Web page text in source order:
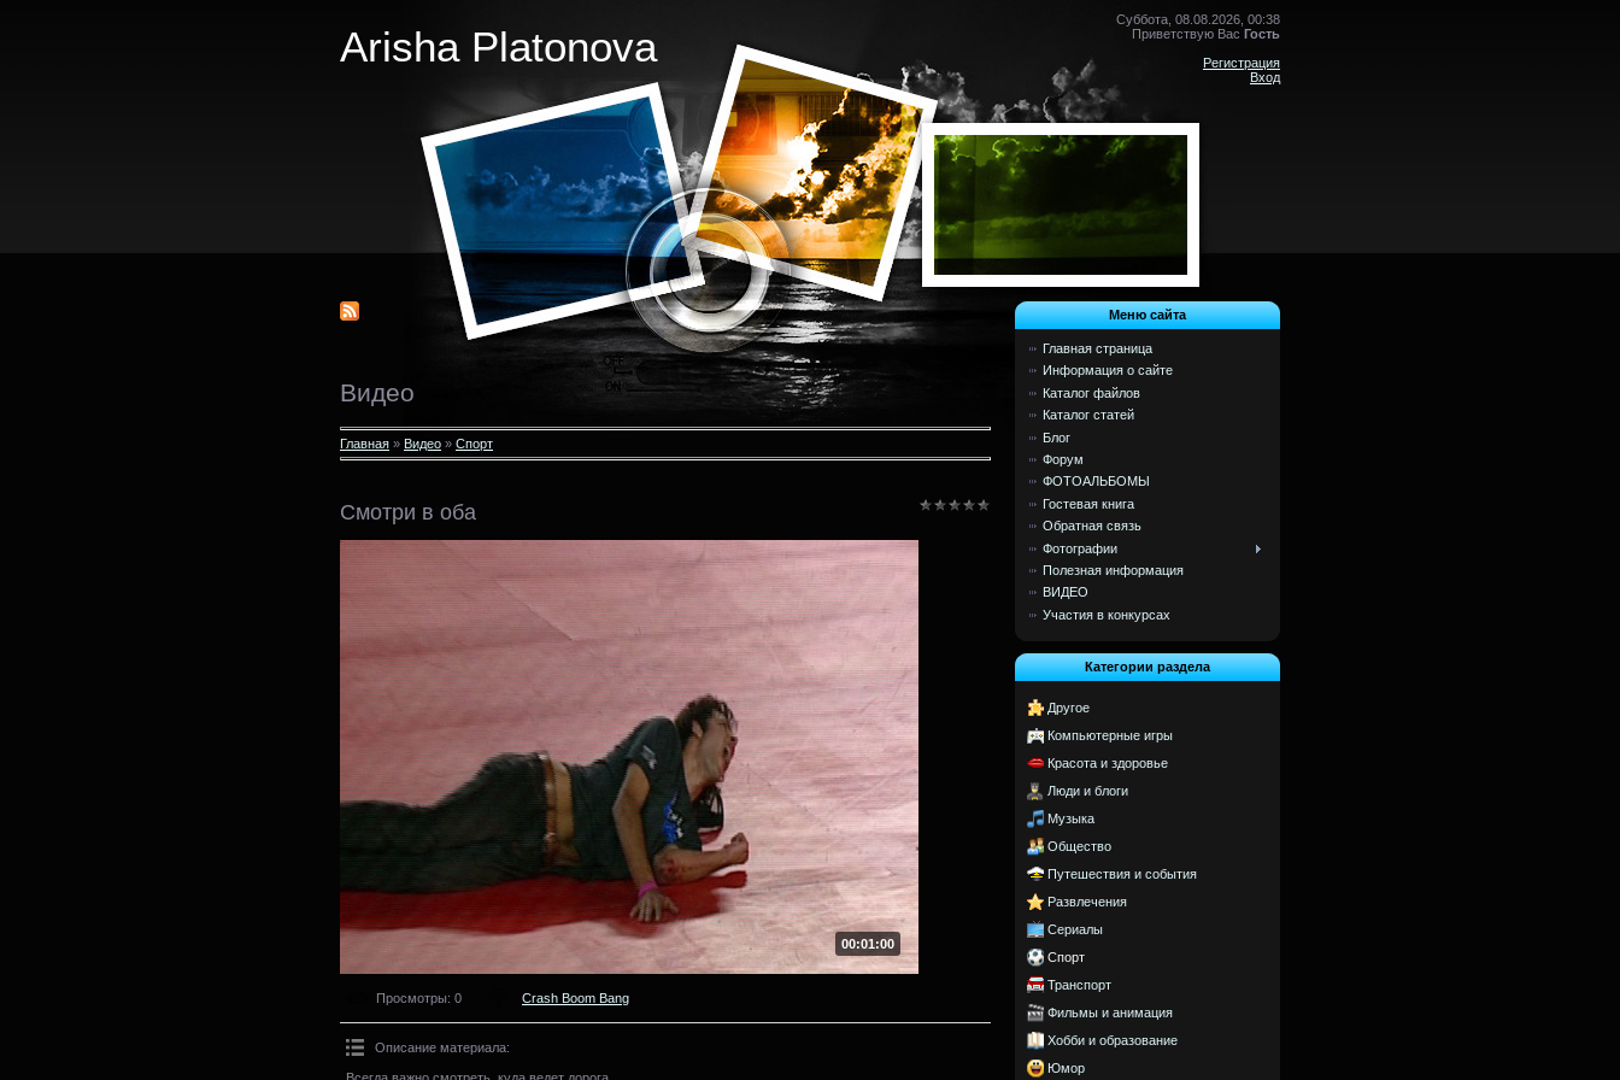
Arisha Platonova
Суббота, 08.08.2026, 00:38
Приветствую Вас Гость
Регистрация
Вход
Видео
Главная » Видео » Спорт
Смотри в оба
00:01:00
Просмотры: 0 Crash Boom Bang
Описание материала:
Всегда важно смотреть, куда ведет дорога.
Меню сайта
Главная страница
Информация о сайте
Каталог файлов
Каталог статей
Блог
Форум
ФОТОАЛЬБОМЫ
Гостевая книга
Обратная связь
Фотографии
Полезная информация
ВИДЕО
Участия в конкурсах
Категории раздела
Другое
Компьютерные игры
Красота и здоровье
Люди и блоги
Музыка
Общество
Путешествия и события
Развлечения
Сериалы
Спорт
Транспорт
Фильмы и анимация
Хобби и образование
Юмор